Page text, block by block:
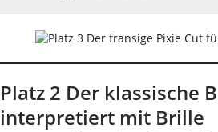
Platz 2 Der klassische
interpretiert mit Brille